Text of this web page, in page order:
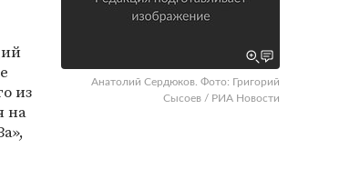
Анатолий Сердюков. Фото: Григорий
Сысоев / РИА Новости
из
на